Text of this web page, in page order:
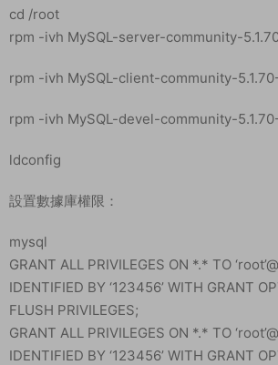
cd /root
rpm -ivh MySQL-server-community-
rpm -ivh MySQL-client-community-
rpm -ivh MySQL-devel-community-
ldconfig
設置數據庫權限：
mysql
GRANT ALL PRIVILEGES ON *.* TO
IDENTIFIED BY ‘123456’ WITH GRANT
FLUSH PRIVILEGES;
GRANT ALL PRIVILEGES ON *.* TO
IDENTIFIED BY ‘123456’ WITH GRANT